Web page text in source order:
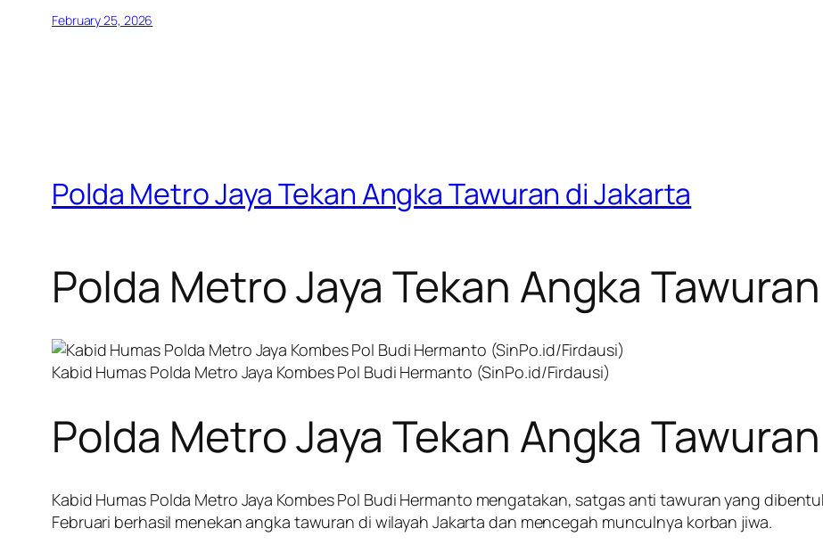
February 25, 2026
Polda Metro Jaya Tekan Angka Tawuran di Jakarta
Polda Metro Jaya Tekan Angka
Kabid Humas Polda Metro Jaya Kombes Pol Budi Hermanto (SinPo.id/Firdausi)
Polda Metro Jaya Tekan Angka
Kabid Humas Polda Metro Jaya Kombes Pol Budi Hermanto mengatakan, satgas anti tawuran yang
Februari berhasil menekan angka tawuran di wilayah Jakarta dan mencegah munculnya korban jiwa.